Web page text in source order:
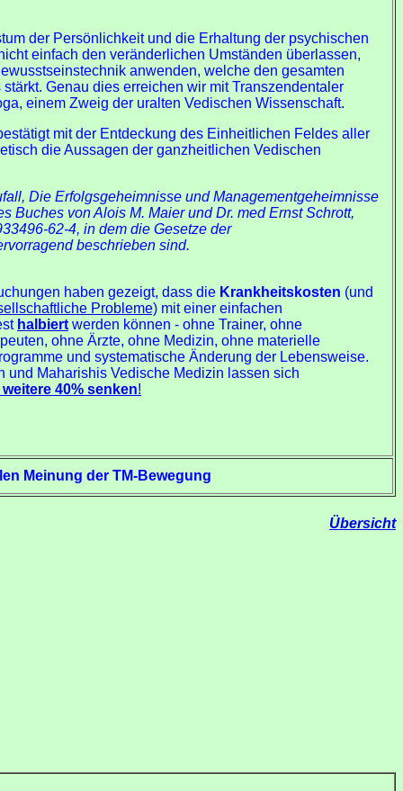
der Persönlichkeit und die Erhaltung der psychischen
einfach den veränderlichen Umständen überlassen,
anwenden, welche den gesamten
Genau dies erreichen wir mit Transzendentaler
einem Zweig der uralten Vedischen Wissenschaft.
mit der Entdeckung des Einheitlichen Feldes aller
die Aussagen der ganzheitlichen Vedischen
Die Erfolgsgeheimnisse und Managementgeheimnisse
Buches von Alois M. Maier und Dr. med Ernst Schrott,
62-4, in dem die Gesetze der
beschrieben sind.
haben gezeigt, dass die Krankheitskosten (und
Probleme) mit einer einfachen
halbiert werden können - ohne Trainer, ohne
ohne Ärzte, ohne Medizin, ohne materielle
und systematische Änderung der Lebensweise.
und Maharishis Vedische Medizin lassen sich
40% senken!
Meinung der TM-Bewegung
Übersicht